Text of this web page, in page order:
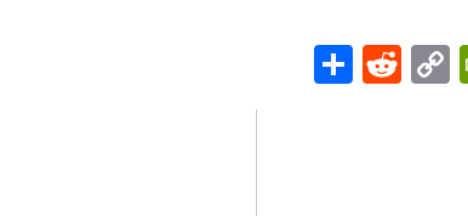
PrintFriendly
Copy
Reddit